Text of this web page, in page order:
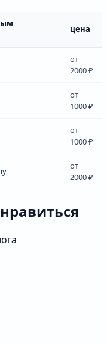
цена
от
2000 ₽
от
1000 ₽
от
1000 ₽
от
2000 ₽